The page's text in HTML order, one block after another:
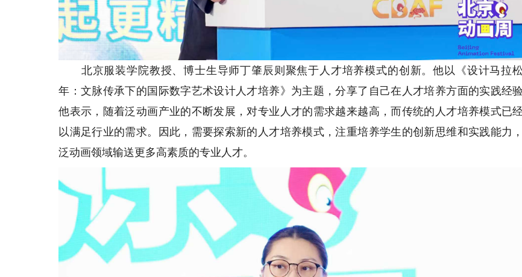
北京服装学院教授、博士生导师丁肇辰则聚焦于人才培养模式的创新。他以《设计马拉
年：文脉传承下的国际数字艺术设计人才培养》为主题，分享了自己在人才培养方面的实践经验
他表示，随着泛动画产业的不断发展，对专业人才的需求越来越高，而传统的人才培养模式已
以满足行业的需求。因此，需要探索新的人才培养模式，注重培养学生的创新思维和实践能力
泛动画领域输送更多高素质的专业人才。